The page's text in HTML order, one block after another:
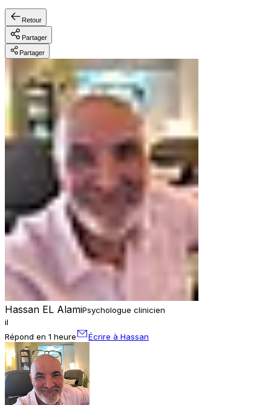
Retour
Partager
Partager
Hassan EL AlamiPsychologue clinicien
il
Répond en 1 heure
Écrire à Hassan